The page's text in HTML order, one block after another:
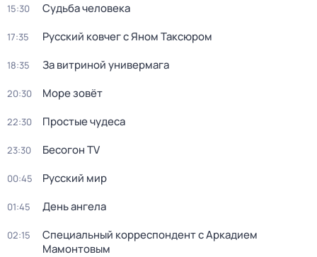
15:30 Судьба человека
17:35 Русский ковчег с Яном Таксюром
18:35 За витриной универмага
20:30 Море зовёт
22:30 Простые чудеса
23:30 Бесогон TV
00:45 Русский мир
01:45 День ангела
02:15
Специальный корреспондент с Аркадием
Мамонтовым